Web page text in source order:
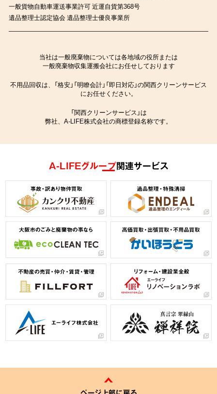
一般貨物自動車運送事業許可 近運自貨第368号
遺品整理士認定協会 遺品整理士優良事業所
当社は一般廃棄物については各地域の役所または
一般廃棄物収集運搬会社にお任せしております
不用品回収は、「格安」「明瞭会計」「即日対応」の関西クリーンサービス
にお任せください。
「関西クリーンサービス」は
弊社、A-LIFE株式会社の商標登録名称です。
A-LIFEグループ関連サービス